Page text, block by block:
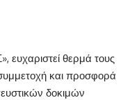
θερμά τους
και προσφορά
δοκιμών